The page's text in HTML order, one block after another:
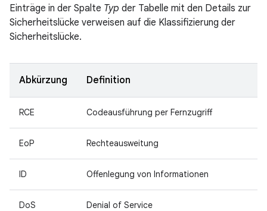
Einträge in der Spalte Typ der Tabelle mit den Details zur
Sicherheitslücke verweisen auf die Klassifizierung der
Sicherheitslücke.
Abkürzung Definition
RCE Codeausführung per Fernzugriff
EoP Rechteausweitung
ID Offenlegung von Informationen
DoS Denial of Service